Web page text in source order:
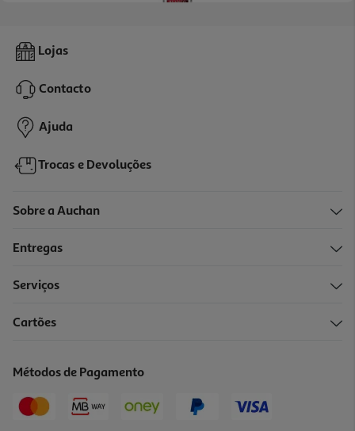
Rum Barceló Blanco 0.70l
15,49 €
Lojas
Contacto
Ajuda
Trocas e Devoluções
Sobre a Auchan
Entregas
Serviços
Cartões
Métodos de Pagamento